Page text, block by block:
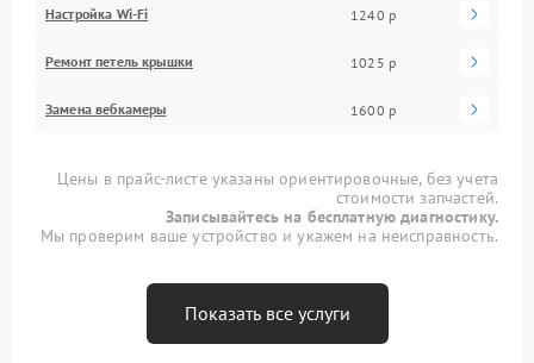
Настройка Wi-Fi 1240 р
Ремонт петель крышки 1025 р
Замена вебкамеры 1600 р
Цены в прайс-листе указаны ориентировочные, без учета
стоимости запчастей.
Записывайтесь на бесплатную диагностику.
Мы проверим ваше устройство и укажем на неисправность.
Показать все услуги